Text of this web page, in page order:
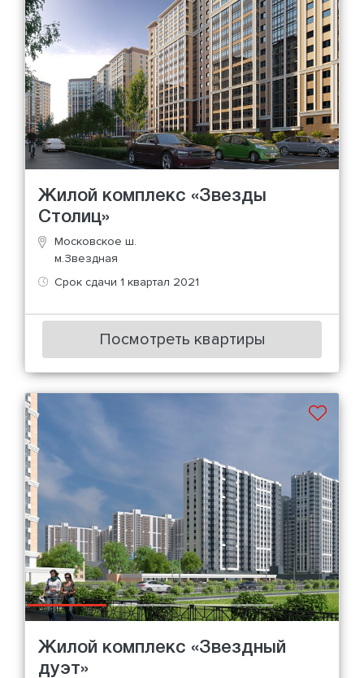
Жилой комплекс «Звезды
Столиц»
Московское ш.
м.Звездная
Срок сдачи 1 квартал 2021
Посмотреть квартиры
Жилой комплекс «Звездный
дуэт»